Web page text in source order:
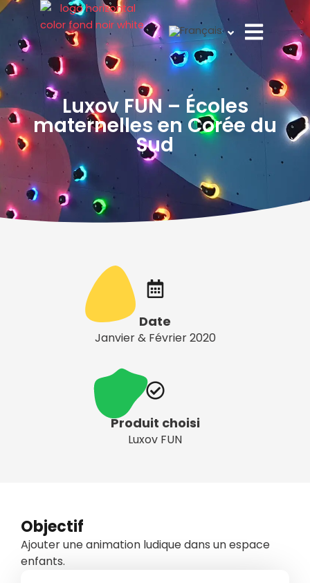
Aller
contenu
Luxov FUN – Écoles
maternelles en Corée du
Sud
Date
Janvier & Février 2020
Produit choisi
Luxov FUN
Objectif
Ajouter une animation ludique dans un espace
enfants.